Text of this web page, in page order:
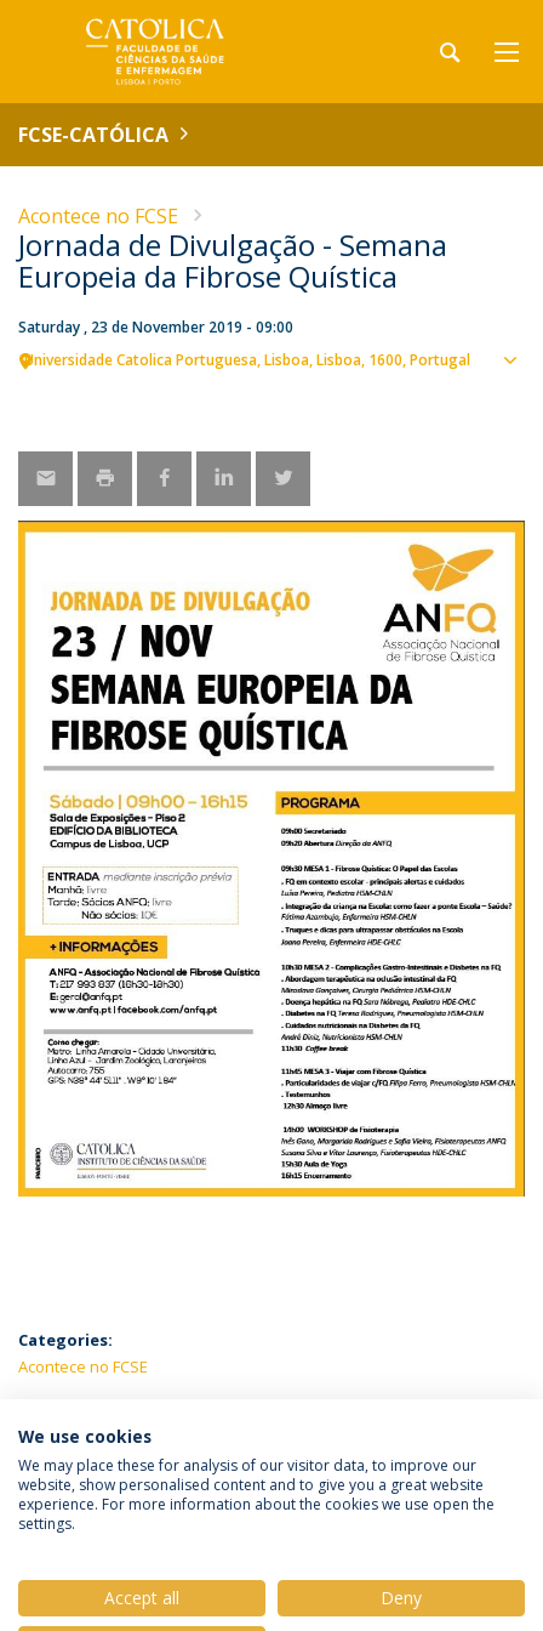
FCSE-CATÓLICA
Acontece no FCSE
Jornada de Divulgação - Semana
Europeia da Fibrose Quística
Saturday , 23 de November 2019 - 09:00
Universidade Catolica Portuguesa Lisboa Lisboa 1600 Portugal
Categories:
Acontece no FCSE
LATEST NEWS
Política de Privacidade
Termos e Condições
We use cookies
We may place these for analysis of our visitor data, to improve our
website, show personalised content and to give you a great website
experience. For more information about the cookies we use open the
settings.
Accept all Deny